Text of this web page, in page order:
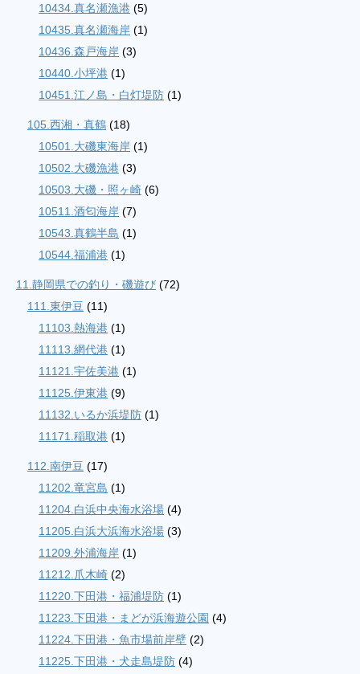
10434.真名瀬漁港 (5)
10435.真名瀬海岸 (1)
10436.森戸海岸 (3)
10440.小坪港 (1)
10451.江ノ島・白灯堤防 (1)
105.西湘・真鶴 (18)
10501.大磯東海岸 (1)
10502.大磯漁港 (3)
10503.大磯・照ヶ崎 (6)
10511.酒匂海岸 (7)
10543.真鶴半島 (1)
10544.福浦港 (1)
11.静岡県での釣り・磯遊び (72)
111.東伊豆 (11)
11103.熱海港 (1)
11113.網代港 (1)
11121.宇佐美港 (1)
11125.伊東港 (9)
11132.いるか浜堤防 (1)
11171.稲取港 (1)
112.南伊豆 (17)
11202.竜宮島 (1)
11204.白浜中央海水浴場 (4)
11205.白浜大浜海水浴場 (3)
11209.外浦海岸 (1)
11212.爪木崎 (2)
11220.下田港・福浦堤防 (1)
11223.下田港・まどが浜海遊公園 (4)
11224.下田港・魚市場前岸壁 (2)
11225.下田港・犬走島堤防 (4)